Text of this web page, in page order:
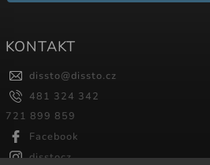
KONTAKT
dissto@dissto.cz
481 324 342
721 899 859
Facebook
disstocz